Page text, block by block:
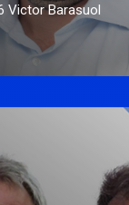
Victor Barasuol